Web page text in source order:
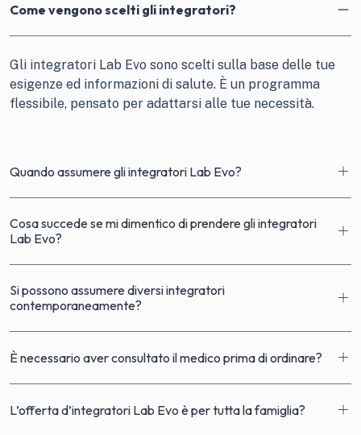
Come vengono scelti gli integratori?
Gli integratori Lab Evo sono scelti sulla base delle tue
esigenze ed informazioni di salute. È un programma
flessibile, pensato per adattarsi alle tue necessità.
Quando assumere gli integratori Lab Evo?
Cosa succede se mi dimentico di prendere gli integratori
Lab Evo?
Si possono assumere diversi integratori
contemporaneamente?
È necessario aver consultato il medico prima di ordinare?
L’offerta d’integratori Lab Evo è per tutta la famiglia?